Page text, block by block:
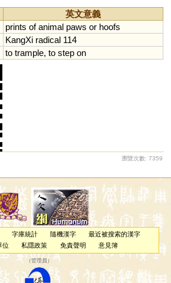
英文意義
prints of animal paws or hoofs
KangXi radical 114
to trample, to step on
瀏覽次數: 7359
字庫統計 隨機漢字
最近被搜索的漢字
位 私隱政策 免責聲明 意見簿
（管理員 ）